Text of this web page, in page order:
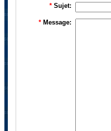
* Sujet:
* Message: